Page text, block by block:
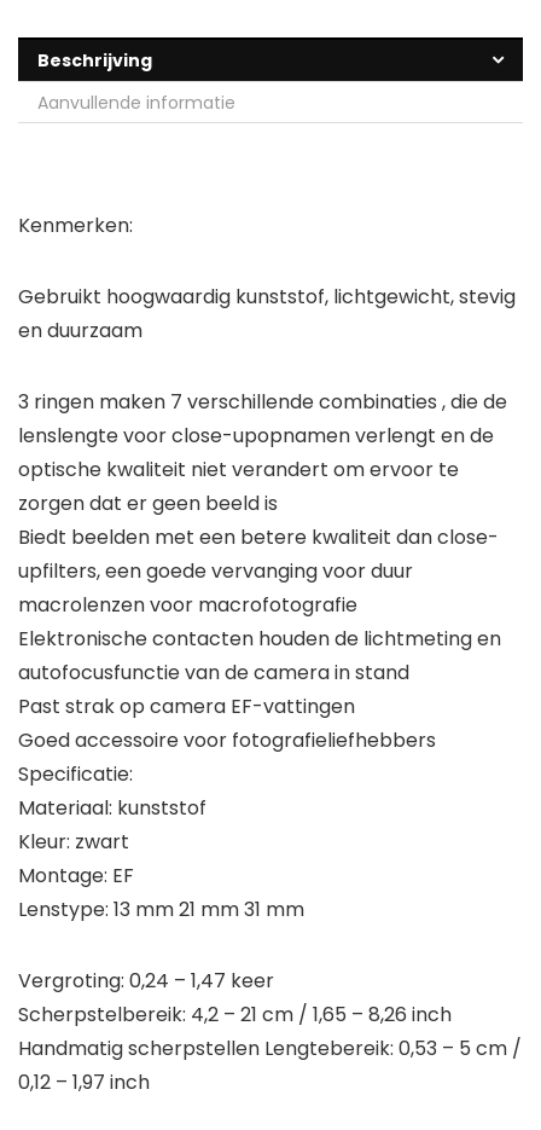
Beschrijving
Aanvullende informatie
Kenmerken:
Gebruikt hoogwaardig kunststof, lichtgewicht, stevig
en duurzaam
3 ringen maken 7 verschillende combinaties , die de
lenslengte voor close-upopnamen verlengt en de
optische kwaliteit niet verandert om ervoor te
zorgen dat er geen beeld is
Biedt beelden met een betere kwaliteit dan close-
upfilters, een goede vervanging voor duur
macrolenzen voor macrofotografie
Elektronische contacten houden de lichtmeting en
autofocusfunctie van de camera in stand
Past strak op camera EF-vattingen
Goed accessoire voor fotografieliefhebbers
Specificatie:
Materiaal: kunststof
Kleur: zwart
Montage: EF
Lenstype: 13 mm 21 mm 31 mm
Vergroting: 0,24 – 1,47 keer
Scherpstelbereik: 4,2 – 21 cm / 1,65 – 8,26 inch
Handmatig scherpstellen Lengtebereik: 0,53 – 5 cm /
0,12 – 1,97 inch